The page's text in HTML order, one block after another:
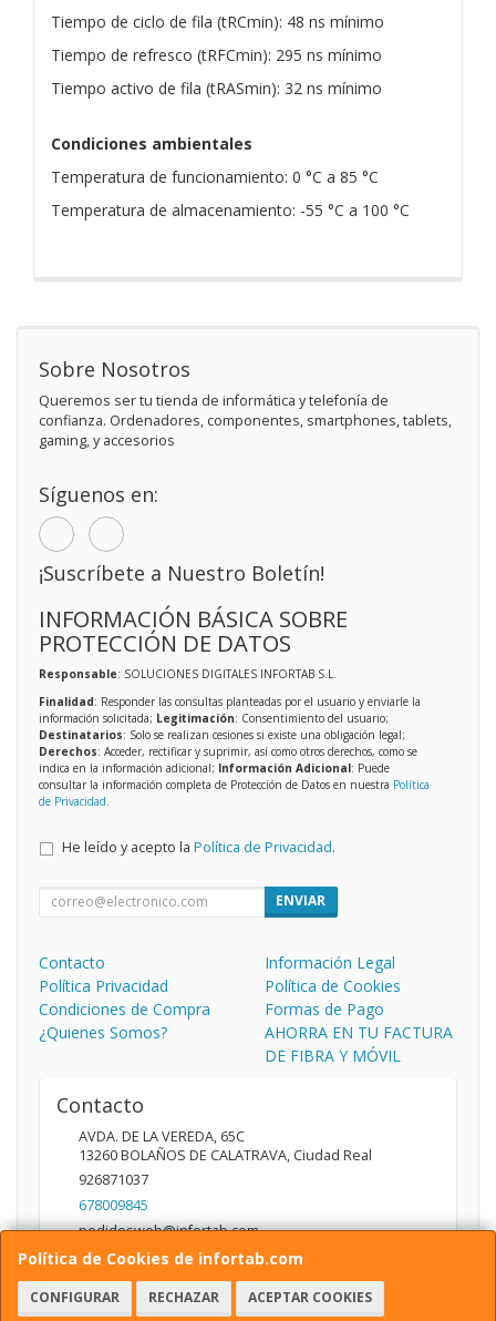
Tiempo de ciclo de fila (tRCmin): 48 ns mínimo
Tiempo de refresco (tRFCmin): 295 ns mínimo
Tiempo activo de fila (tRASmin): 32 ns mínimo
Condiciones ambientales
Temperatura de funcionamiento: 0 °C a 85 °C
Temperatura de almacenamiento: -55 °C a 100 °C
Política de Cookies de infortab.com
CONFIGURAR RECHAZAR ACEPTAR COOKIES
Sobre Nosotros
Queremos ser tu tienda de informática y telefonía de
confianza. Ordenadores, componentes, smartphones, tablets,
gaming, y accesorios
Síguenos en:
¡Suscríbete a Nuestro Boletín!
INFORMACIÓN BÁSICA SOBRE
PROTECCIÓN DE DATOS
Responsable: SOLUCIONES DIGITALES INFORTAB S.L.
Finalidad: Responder las consultas planteadas por el usuario y enviarle la
información solicitada; Legitimación: Consentimiento del usuario;
Destinatarios: Solo se realizan cesiones si existe una obligación legal;
Derechos: Acceder, rectificar y suprimir, así como otros derechos, como se
indica en la información adicional; Información Adicional: Puede
consultar la información completa de Protección de Datos en nuestra Política
de Privacidad
He leído y acepto la Política de Privacidad.
ENVIAR
Contacto
Información Legal
Política Privacidad
Política de Cookies
Condiciones de Compra
Formas de Pago
¿Quienes Somos?
AHORRA EN TU FACTURA
DE FIBRA Y MÓVIL
Contacto
AVDA. DE LA VEREDA, 65C
13260BOLAÑOS DE CALATRAVA, Ciudad Real
926871037
678009845
pedidosweb@infortab.com
Horario